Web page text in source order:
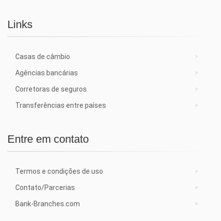
Links
Casas de câmbio
Agências bancárias
Corretoras de seguros
Transferências entre países
Entre em contato
Termos e condições de uso
Contato/Parcerias
Bank-Branches.com